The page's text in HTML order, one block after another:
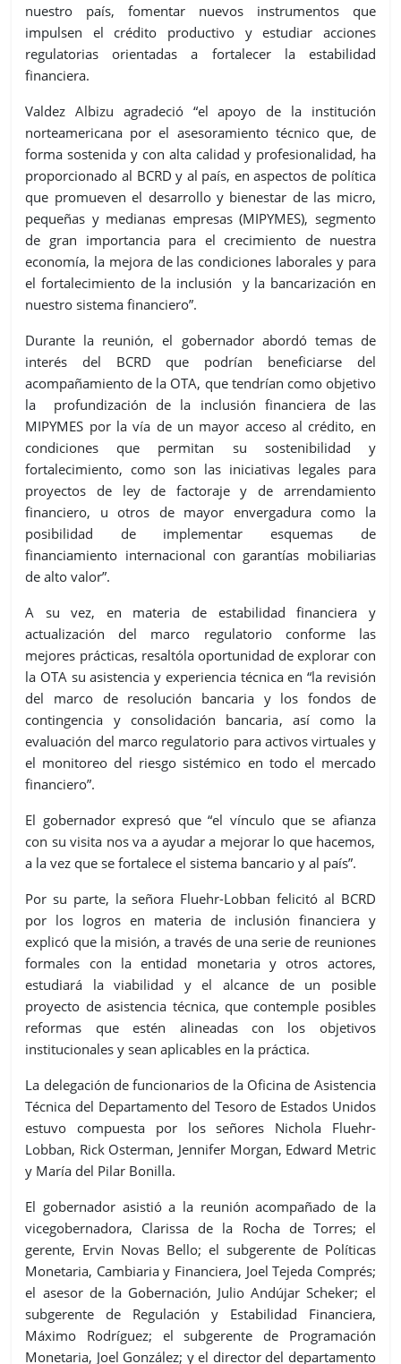
nuestro país, fomentar nuevos instrumentos que
impulsen el crédito productivo y estudiar acciones
regulatorias orientadas a fortalecer la estabilidad
financiera.
Valdez Albizu agradeció “el apoyo de la institución
norteamericana porel asesoramiento técnicoque, de
forma sostenida y con alta calidad y profesionalidad, ha
proporcionado al BCRD y al país, enaspectos de política
que promueven el desarrollo y bienestar de las micro,
pequeñas y medianas empresas (MIPYMES), segmento
de gran importancia para el crecimiento de nuestra
economía, la mejora delas condiciones laborales y para
el fortalecimiento de la inclusión y la bancarización en
nuestro sistema financiero”.
Durante la reunión, el gobernador abordó temas de
interés del BCRD que podrían beneficiarse del
acompañamiento de la OTA, que tendrían como objetivo
la profundización de la inclusión financiera de las
MIPYMES por la vía de un mayor acceso al crédito, en
condiciones que permitan su sostenibilidad y
fortalecimiento, como son las iniciativas legales para
proyectos de ley de factoraje y de arrendamiento
financiero, u otros de mayor envergadura como la
posibilidad de implementar esquemas de
financiamiento internacional con garantías mobiliarias
de alto valor”.
A su vez, en materia de estabilidad financiera y
actualización del marco regulatorio conforme las
mejores prácticas, resaltóla oportunidad de explorar con
la OTA su asistencia y experiencia técnica en “la revisión
del marco de resolución bancaria y los fondosde
contingencia y consolidación bancaria, así como la
evaluación del marco regulatorio para activos virtuales y
el monitoreo del riesgo sistémico en todo el mercado
financiero”.
El gobernadorexpresó que “el vínculo que se afianza
con su visita nos va a ayudar a mejorar lo que hacemos,
a la vez que se fortalece el sistema bancario y al país”.
Por su parte, la señora Fluehr-Lobbanfelicitó al BCRD
por los logros en materia de inclusión financiera y
explicó que la misión, a través de una serie de reuniones
formales con la entidad monetaria yotros actores,
estudiará la viabilidad y el alcance de un posible
proyecto de asistencia técnica, que contemple posibles
reformas queestén alineadascon los objetivos
institucionales y sean aplicables en la práctica.
La delegación de funcionarios de la Oficina de Asistencia
Técnica del Departamento del Tesoro de Estados Unidos
estuvo compuesta por los señores Nichola Fluehr-
Lobban, Rick Osterman, Jennifer Morgan, Edward Metric
y María del Pilar Bonilla.
El gobernador asistió a la reunión acompañado dela
vicegobernadora, Clarissa de la Rocha de Torres; el
gerente, Ervin Novas Bello; el subgerente de Políticas
Monetaria, Cambiaria y Financiera, Joel Tejeda Comprés;
el asesor de la Gobernación, Julio Andújar Scheker; el
subgerente de Regulación y Estabilidad Financiera,
Máximo Rodríguez; el subgerente de Programación
Monetaria, Joel González; y el director del departamento